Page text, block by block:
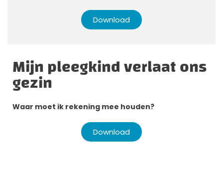
Download
Mijn pleegkind verlaat ons
gezin
Waar moet ik rekening mee houden?
Download